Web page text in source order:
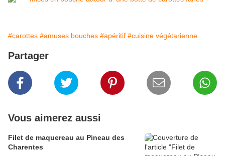
#carottes #amuses bouches #apéritif #cuisine végétarienne
Partager
Vous aimerez aussi
Filet de maquereau au Pineau des
Charentes